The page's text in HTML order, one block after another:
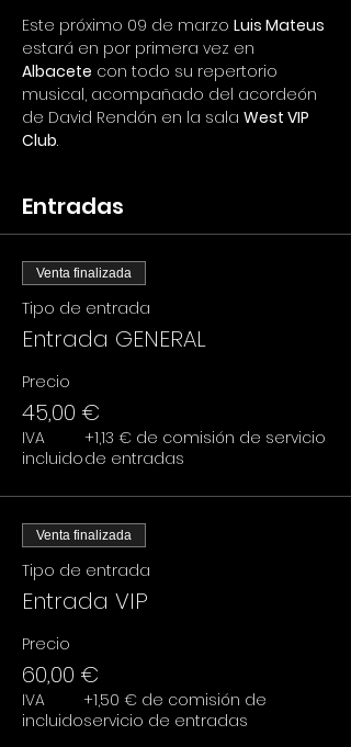
Este próximo 09 de marzo Luis Mateus
estará en por primera vez en
Albacete con todo su repertorio
musical, acompañado del acordeón
de David Rendón en la sala West VIP
Club.
Entradas
Venta finalizada
Tipo de entrada
Entrada GENERAL
Precio
45,00 €
IVA
incluido
+1,13 € de comisión de servicio
de entradas
Venta finalizada
Tipo de entrada
Entrada VIP
Precio
60,00 €
IVA
incluido
+1,50 € de comisión de
servicio de entradas